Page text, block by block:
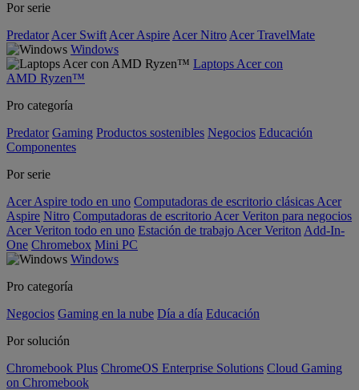
Por serie
Predator Acer Swift Acer Aspire Acer Nitro Acer TravelMate
Windows
Laptops Acer con
AMD Ryzen™
Pro categoría
Predator Gaming Productos sostenibles Negocios Educación
Componentes
Por serie
Acer Aspire todo en uno Computadoras de escritorio clásicas Acer
Aspire Nitro Computadoras de escritorio Acer Veriton para negocios
Acer Veriton todo en uno Estación de trabajo Acer Veriton Add-In-
One Chromebox Mini PC
Windows
Pro categoría
Negocios Gaming en la nube Día a día Educación
Por solución
Chromebook Plus ChromeOS Enterprise Solutions Cloud Gaming
on Chromebook